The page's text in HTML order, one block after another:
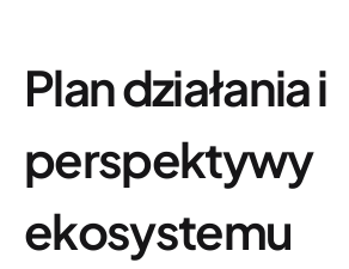
Plan działania i
perspektywy
ekosystemu